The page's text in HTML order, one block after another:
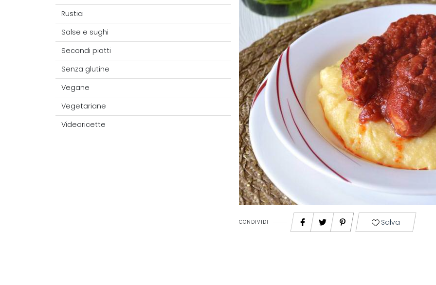
Rustici
Salse e sughi
Secondi piatti
Senza glutine
Vegane
Vegetariane
Videoricette
CONDIVIDI Salva